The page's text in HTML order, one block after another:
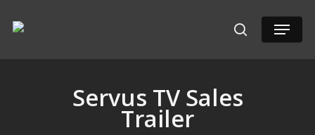
Servus TV Sales
Trailer